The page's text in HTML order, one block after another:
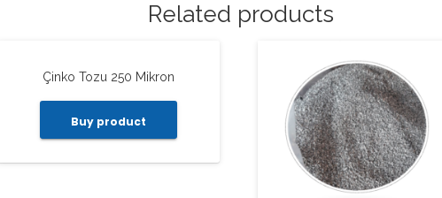
Related products
Çinko Tozu 250 Mikron
Buy product